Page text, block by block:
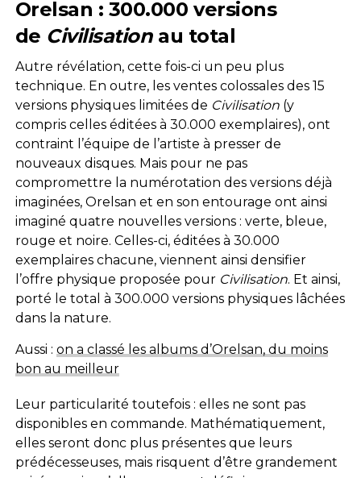
Orelsan : 300.000 versions
de Civilisation au total
Autre révélation, cette fois-ci un peu plus
technique. En outre, les ventes colossales des 15
versions physiques limitées de Civilisation (y
compris celles éditées à 30.000 exemplaires), ont
contraint l’équipe de l’artiste à presser de
nouveaux disques. Mais pour ne pas
compromettre la numérotation des versions déjà
imaginées, Orelsan et en son entourage ont ainsi
imaginé quatre nouvelles versions : verte, bleue,
rouge et noire. Celles-ci, éditées à 30.000
exemplaires chacune, viennent ainsi densifier
l’offre physique proposée pour Civilisation. Et ainsi,
porté le total à 300.000 versions physiques lâchées
dans la nature.
Aussi : on a classé les albums d’Orelsan, du moins
bon au meilleur
Leur particularité toutefois : elles ne sont pas
disponibles en commande. Mathématiquement,
elles seront donc plus présentes que leurs
prédécesseuses, mais risquent d’être grandement